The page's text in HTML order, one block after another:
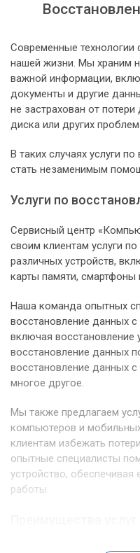
Современные
нашей жизни. Мы храним
важной информации,
документы и другие
не застрахован от
диска или других
В таких случаях услуги
стать незаменимым
Услуги по
Сервисный центр
своим клиентам услуги
различных устройств,
карты памяти, смартфоны
Наша команда опытных
восстановление данных
включая восстановление
восстановление данных
восстановление данных
многое другое.
Мы также предлагаем
компьютеров и
клиентам избежать
опытные специалисты
устройство, обеспечивая
работы.
Когда дело доходит до